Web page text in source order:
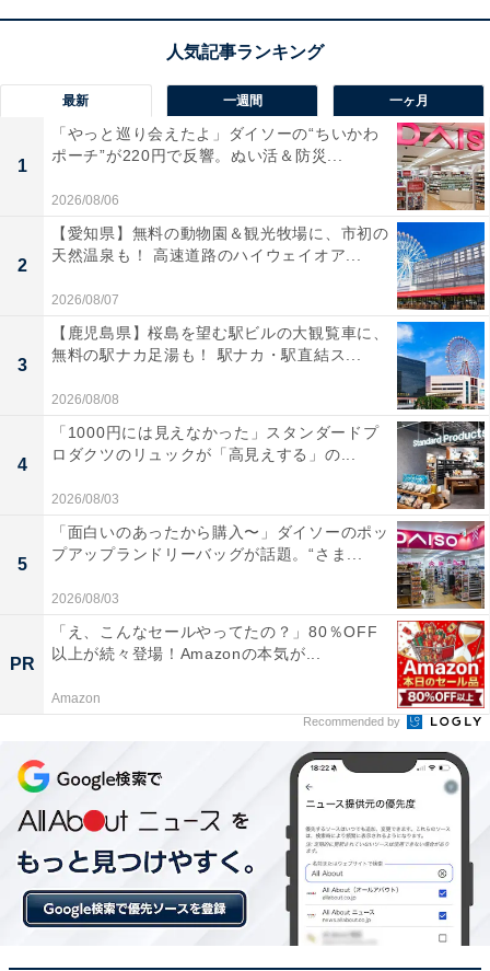
最新 一週間 一ヶ月
1
「やっと巡り会えたよ」ダイソーの“ちいかわ
ポーチ”が220円で反響。ぬい活＆防災...
2026/08/06
2
【愛知県】無料の動物園＆観光牧場に、市初の
天然温泉も！ 高速道路のハイウェイオア...
2026/08/07
3
【鹿児島県】桜島を望む駅ビルの大観覧車に、
無料の駅ナカ足湯も！ 駅ナカ・駅直結ス...
2026/08/08
4
「1000円には見えなかった」スタンダードプ
ロダクツのリュックが「高見えする」の...
2026/08/03
5
「面白いのあったから購入〜」ダイソーのポッ
プアップランドリーバッグが話題。“さま...
2026/08/03
PR
「え、こんなセールやってたの？」80％OFF
以上が続々登場！Amazonの本気が...
Amazon
Recommended by